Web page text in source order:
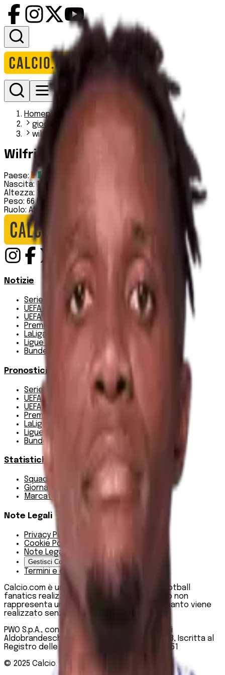
Homepage
giocatori
wilfried zaha
Wilfried Zaha
Paese:
Costa d'Avorio
Nascita: 10 11 1992
Altezza: 180 cm
Peso: 66 kg
Ruolo: Attaccante
Notizie
Serie A
UEFA Champions League Teams
UEFA Europa League Teams
Premier League
LaLiga
Ligue 1
Bundesliga
Pronostici
Serie A
UEFA Champions League Teams
UEFA Europa League Teams
Premier League
LaLiga
Ligue 1
Bundesliga
Statistiche
Squadre e classifica
Giornate
Marcatori
Note Legali
Privacy Policy
Cookie Policy
Note Legali
Gestisci Cookie
Termini e condizioni
Calcio.com è un innovativo data hub per football
fanatics realizzato da PWO SpA. Questo sito non
rappresenta una testata giornalistica, in quanto viene
realizzato senza alcuna periodicità.
PWO S.p.A., con sede legale in Roma, Via degli
Aldobrandeschi n. 300, C.F. e P.IVA 13747301003, Iscritta al
Registro delle Imprese di Roma n. R.E.A 1470551
© 2025 Calcio.com